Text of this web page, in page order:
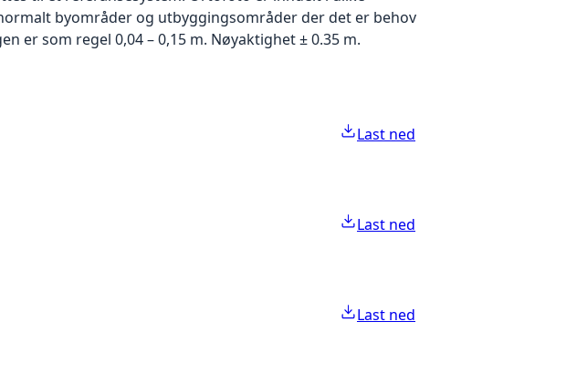
byområder og utbyggingsområder der det er behov
er som regel 0,04 – 0,15 m. Nøyaktighet ± 0.35 m.
Last ned
Last ned
Last ned